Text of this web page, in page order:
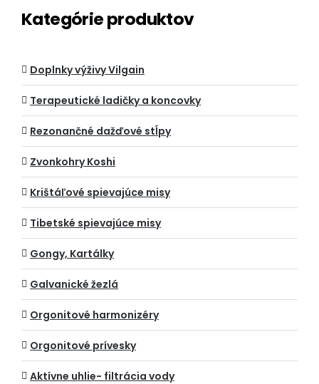
Kategórie produktov
Doplnky výživy Vilgain
Terapeutické ladičky a koncovky
Rezonančné dažďové stĺpy
Zvonkohry Koshi
Krištáľové spievajúce misy
Tibetské spievajúce misy
Gongy, Kartálky
Galvanické žezlá
Orgonitové harmonizéry
Orgonitové prívesky
Aktívne uhlie- filtrácia vody